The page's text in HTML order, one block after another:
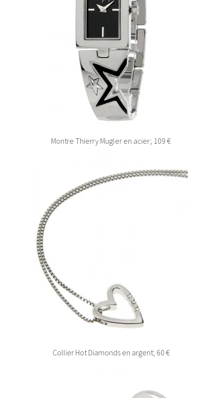
Montre Thierry Mugler en acier; 109 €
Collier Hot Diamonds en argent; 60 €